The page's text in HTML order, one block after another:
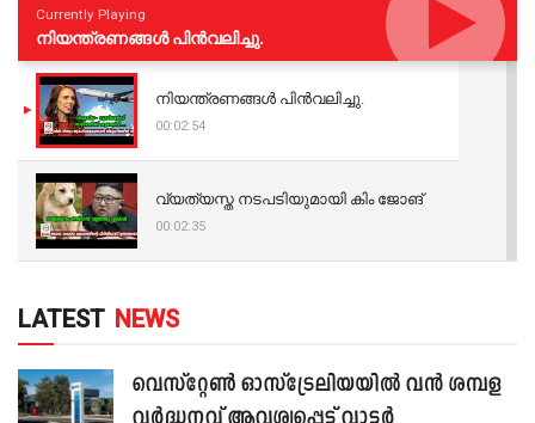
Currently Playing
നിയന്ത്രണങ്ങള്‍ പിന്‍വലിച്ചു.
നിയന്ത്രണങ്ങള്‍ പിന്‍വലിച്ചു.
00:02:54
വ്യത്യസ്ത നടപടിയുമായി കിം ജോങ്
00:02:35
LATEST NEWS
വെസ്റ്റേൺ ഓസ്‌ട്രേലിയയിൽ വൻ ശമ്പള